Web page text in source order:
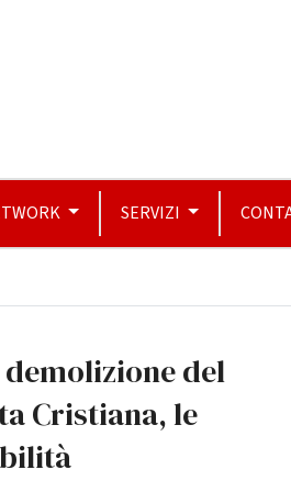
SERVIZI
del
Cristiana, le